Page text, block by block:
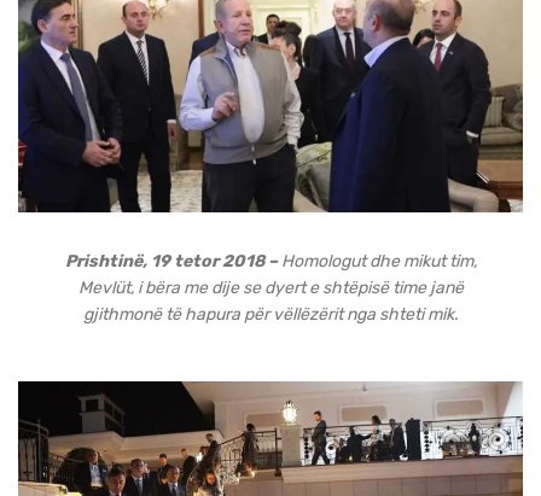
Prishtinë, 19 tetor 2018 –Homologut dhe mikut tim,
Mevlüt, i bëra me dije se dyert e shtëpisë time janë
gjithmonë të hapura për vëllëzërit nga shteti mik.